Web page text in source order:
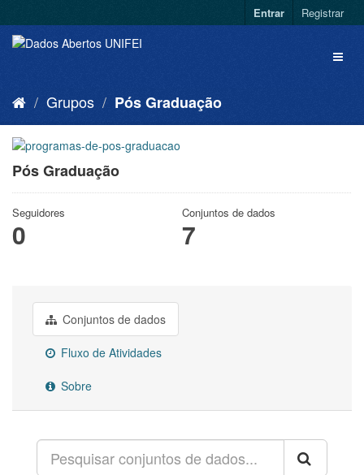
Entrar Registrar
Grupos Pós Graduação
Pós Graduação
Seguidores
0
Conjuntos de dados
7
Conjuntos de dados
Fluxo de Atividades
Sobre